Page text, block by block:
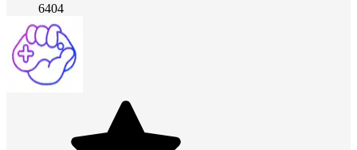
6404